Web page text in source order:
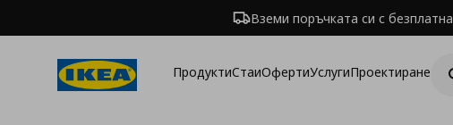
Вземи поръчката си с
ПродуктиСтаиОфертиУслугиПроектиране